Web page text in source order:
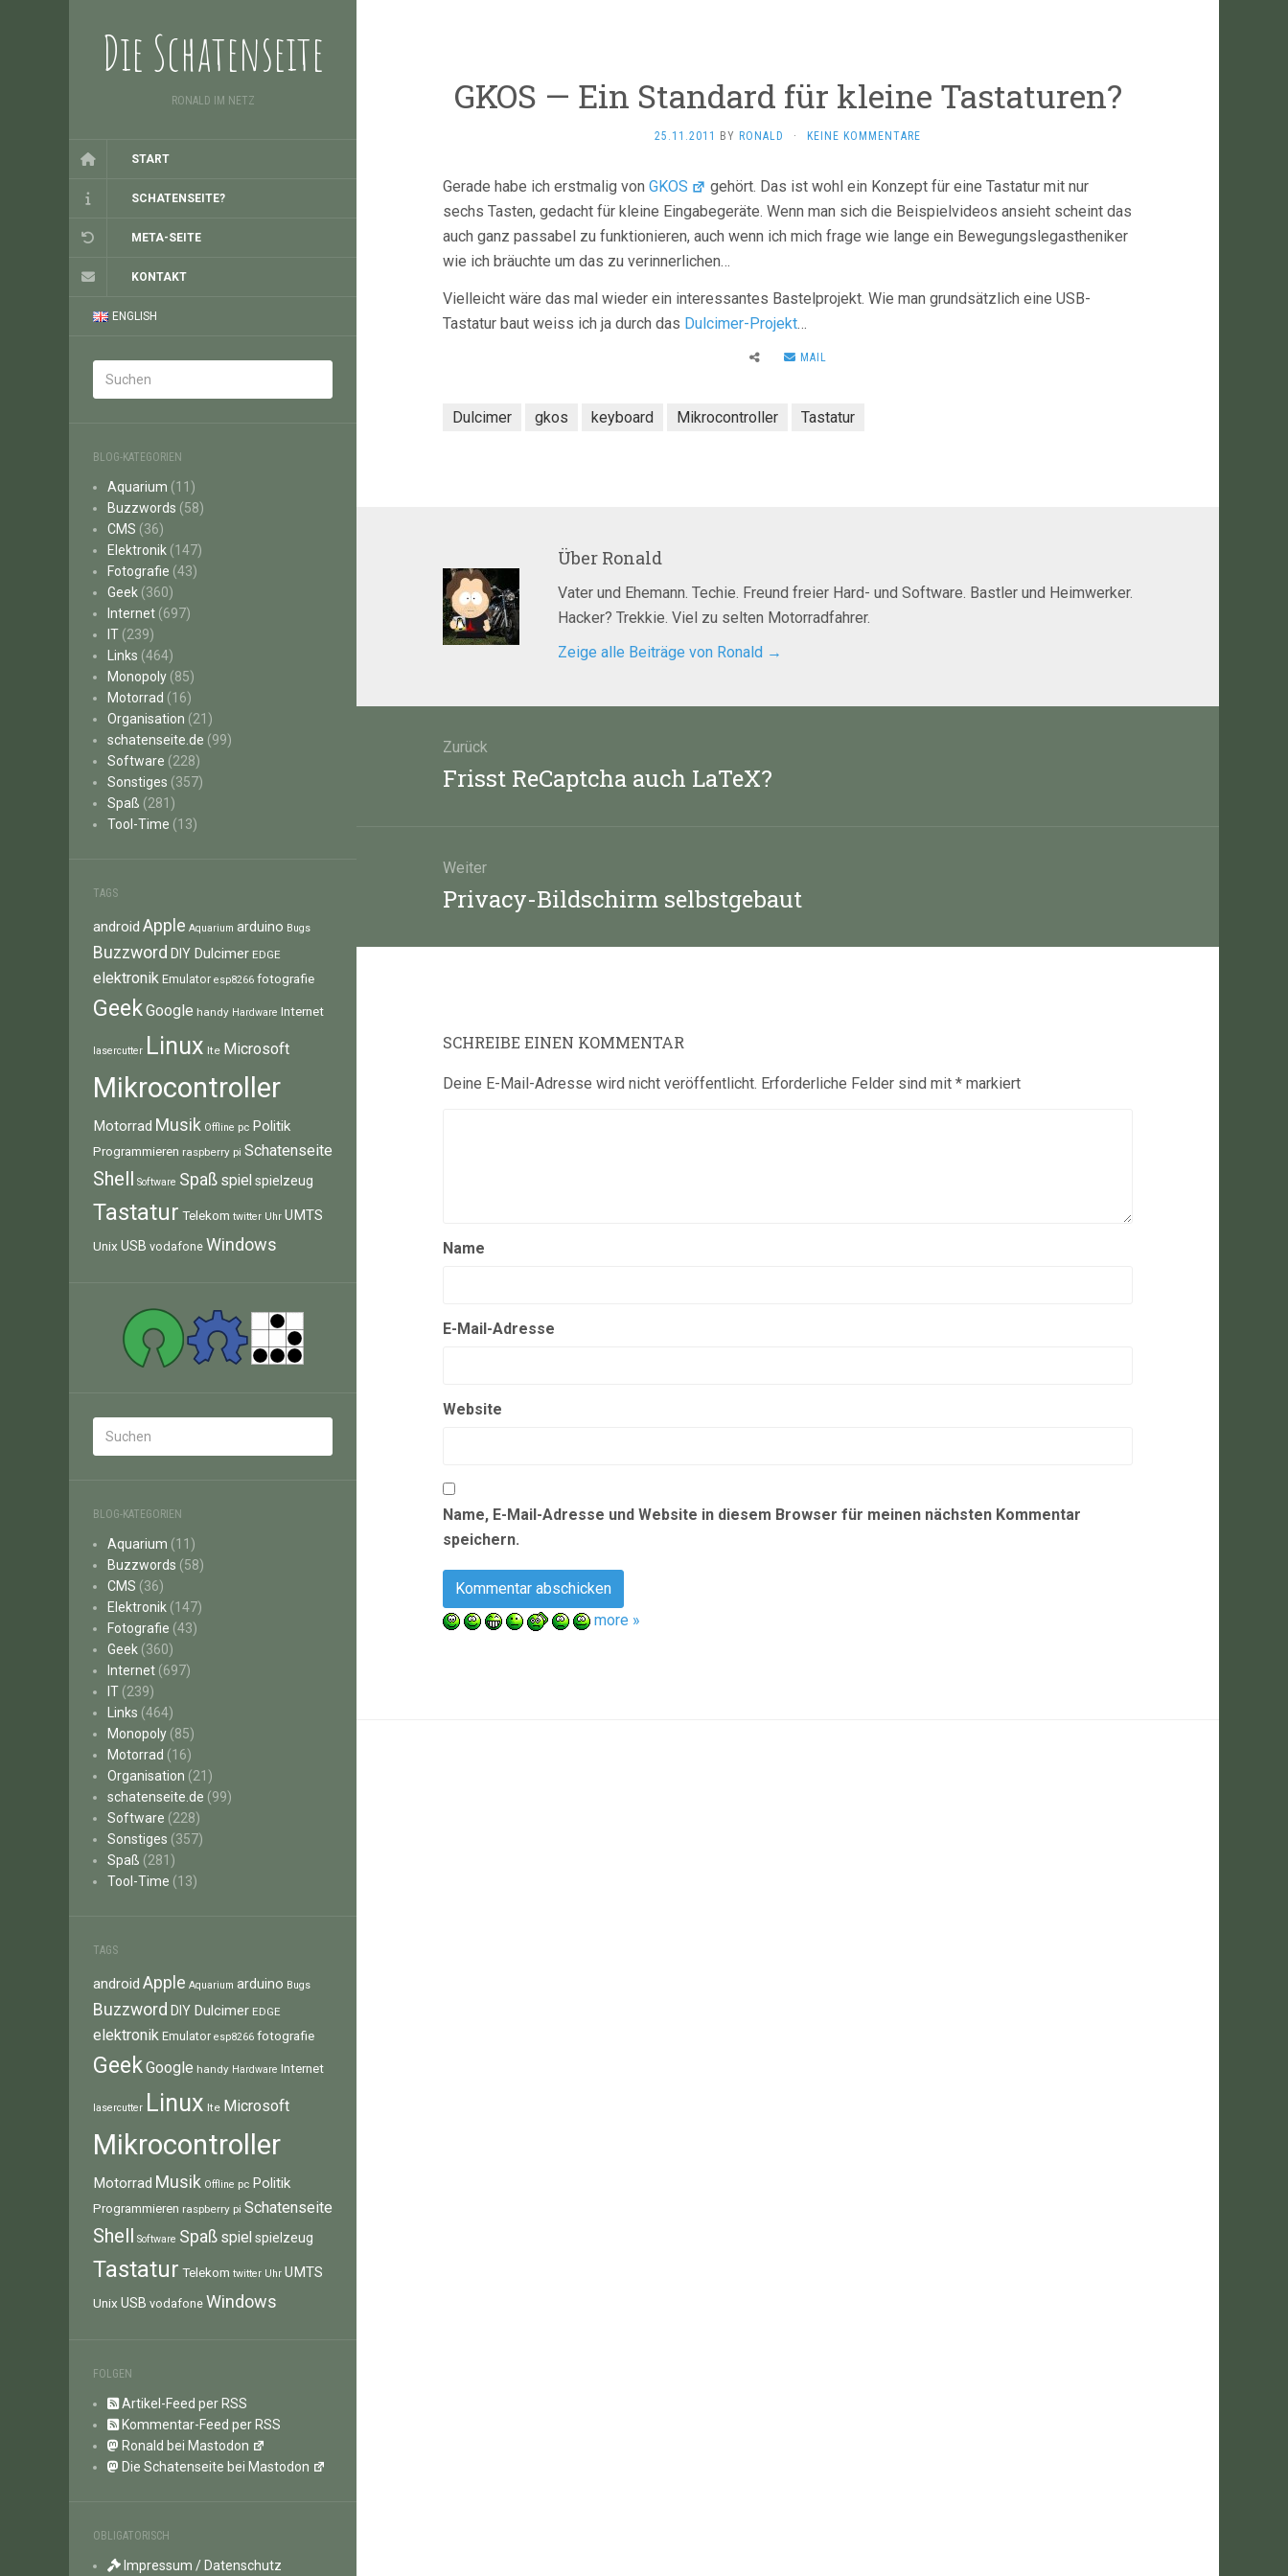
Die Schatenseite
RONALD IM NETZ
START
SCHATENSEITE?
META-SEITE
KONTAKT
ENGLISH
BLOG-KATEGORIEN
Aquarium (11)
Buzzwords (58)
CMS (36)
Elektronik (147)
Fotografie (43)
Geek (360)
Internet (697)
IT (239)
Links (464)
Monopoly (85)
Motorrad (16)
Organisation (21)
schatenseite.de (99)
Software (228)
Sonstiges (357)
Spaß (281)
Tool-Time (13)
TAGS
android Apple Aquarium arduino Bugs
Buzzword DIY Dulcimer EDGE
elektronik Emulator esp8266 fotografie
GeekGoogle handy Hardware Internet
lasercutter Linux lte Microsoft
Mikrocontroller
Motorrad Musik Offline pc Politik
Programmieren raspberry pi Schatenseite
Shell Software Spaß spiel spielzeug
Tastatur Telekom twitter Uhr UMTS
Unix USB vodafone Windows
BLOG-KATEGORIEN
Aquarium (11)
Buzzwords (58)
CMS (36)
Elektronik (147)
Fotografie (43)
Geek (360)
Internet (697)
IT (239)
Links (464)
Monopoly (85)
Motorrad (16)
Organisation (21)
schatenseite.de (99)
Software (228)
Sonstiges (357)
Spaß (281)
Tool-Time (13)
TAGS
android Apple Aquarium arduino Bugs
Buzzword DIY Dulcimer EDGE
elektronik Emulator esp8266 fotografie
GeekGoogle handy Hardware Internet
lasercutter Linux lte Microsoft
Mikrocontroller
Motorrad Musik Offline pc Politik
Programmieren raspberry pi Schatenseite
Shell Software Spaß spiel spielzeug
Tastatur Telekom twitter Uhr UMTS
Unix USB vodafone Windows
FOLGEN
Artikel-Feed per RSS
Kommentar-Feed per RSS
Ronald bei Mastodon
Die Schatenseite bei Mastodon
OBLIGATORISCH
Impressum / Datenschutz
GKOS — Ein Standard für kleine Tastaturen?
25.11.2011 BY RONALD · KEINE KOMMENTARE
Gerade habe ich erstmalig von GKOS
gehört. Das ist wohl ein Konzept für eine Tastatur mit nur
sechs Tasten, gedacht für kleine Eingabegeräte. Wenn man sich die Beispielvideos ansieht scheint das
auch ganz passabel zu funktionieren, auch wenn ich mich frage wie lange ein Bewegungslegastheniker
wie ich bräuchte um das zu verinnerlichen…
Vielleicht wäre das mal wieder ein interessantes Bastelprojekt. Wie man grundsätzlich eine USB-
Tastatur baut weiss ich ja durch das Dulcimer-Projekt…
MAIL
Dulcimer gkos keyboard Mikrocontroller Tastatur
Über Ronald
Vater und Ehemann. Techie. Freund freier Hard- und Software. Bastler und Heimwerker.
Hacker? Trekkie. Viel zu selten Motorradfahrer.
Zeige alle Beiträge von Ronald →
Zurück
Vorheriger
Frisst ReCaptcha auch LaTeX?
Weiter
Nächster
Privacy-Bildschirm selbstgebaut
SCHREIBE EINEN KOMMENTAR
Deine E-Mail-Adresse wird nicht veröffentlicht. Erforderliche Felder sind mit * markiert
Name
E-Mail-Adresse
Website
Name, E-Mail-Adresse und Website in diesem Browser für meinen nächsten Kommentar
speichern.
more »